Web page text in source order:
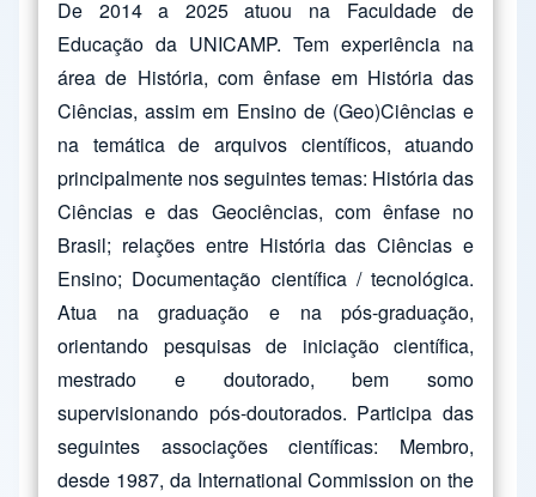
De 2014 a 2025 atuou na Faculdade de
Educação da UNICAMP. Tem experiência na
área de História, com ênfase em História das
Ciências, assim em Ensino de (Geo)Ciências e
na temática de arquivos científicos, atuando
principalmente nos seguintes temas: História das
Ciências e das Geociências, com ênfase no
Brasil; relações entre História das Ciências e
Ensino; Documentação científica / tecnológica.
Atua na graduação e na pós-graduação,
orientando pesquisas de iniciação científica,
mestrado e doutorado, bem somo
supervisionando pós-doutorados. Participa das
seguintes associações científicas: Membro,
desde 1987, da International Commission on the